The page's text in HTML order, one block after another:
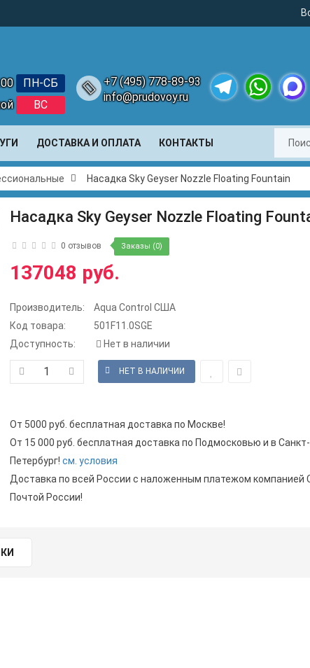
ПН-СБ
ВС
+7 (495) 778-89-93
info@prudovoy.ru
ДОСТАВКА И ОПЛАТА КОНТАКТЫ
Насадка Sky Geyser Nozzle Floating Fountain
Насадка Sky Geyser Nozzle Floating
0 отзывов Заказы (0)
137048 руб.
Производитель:
Aqua Control США
Код товара:
501F11.0SGE
Доступность:
Нет в наличии
От 5000 руб. бесплатная доставка по Москве!
От 15 000 руб. бесплатная доставка по Подмосковью и в Санкт-
Петербург! см. условия
Доставка по всей России с наложенным платежом компанией
Почтой России!